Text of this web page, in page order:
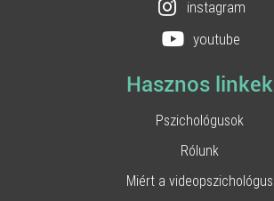
instagram
youtube
Hasznos linkek
Pszichológusok
Rólunk
Miért a videopszichológus